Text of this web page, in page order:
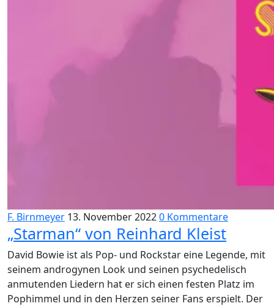
F. Birnmeyer 13. November 20220 Kommentare
„Starman“ von Reinhard Kleist
David Bowie ist als Pop- und Rockstar eine Legende, mit
seinem androgynen Look und seinen psychedelisch
anmutenden Liedern hat er sich einen festen Platz im
Pophimmel und in den Herzen seiner Fans erspielt. Der